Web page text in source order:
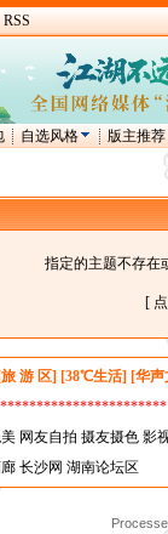
RSS
自选风格
版主推荐
指定的主题不存在
[
[旅 游 区] [38℃生活] [华
网友自拍 摄友摄色 影
长沙网 湖南论坛区